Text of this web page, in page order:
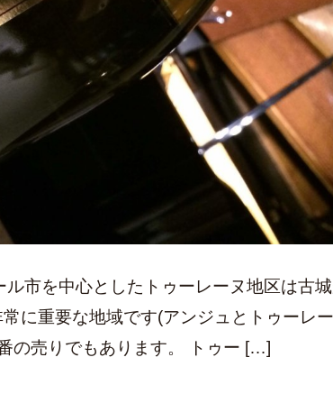
ル市を中心としたトゥーレーヌ地区は古
に重要な地域です(アンジュとトゥーレ
の売りでもあります。 トゥー […]